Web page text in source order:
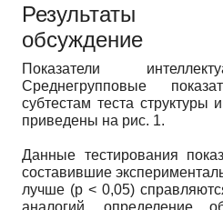
Результаты
обсуждение
Показатели
Среднегрупповые
субтестам теста структуры
приведены на рис. 1.
Данные тестирования
составившие
лучше (p < 0,05)
аналогий, определение